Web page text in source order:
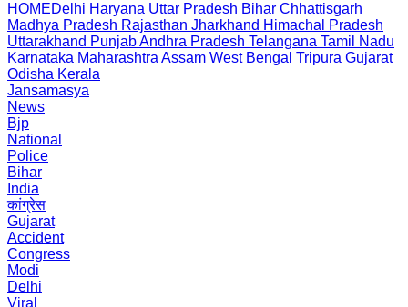
HOMEDelhi Haryana Uttar Pradesh Bihar Chhattisgarh
Madhya Pradesh Rajasthan Jharkhand Himachal Pradesh
Uttarakhand PunjabAndhra Pradesh Telangana Tamil Nadu
Karnataka Maharashtra Assam West Bengal Tripura Gujarat
Odisha Kerala
Jansamasya
News
Bjp
National
Police
Bihar
India
कांग्रेस
Gujarat
Accident
Congress
Modi
Delhi
Viral